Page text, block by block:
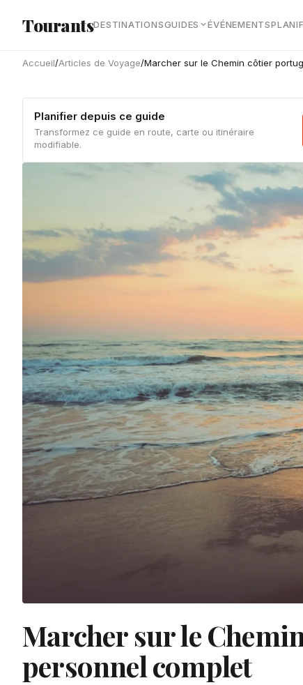
TourantsDESTINATIONSGUIDES ÉVÉNEMENTS
Accueil/Articles de Voyage/Marcher sur le Chemin côtier
Planifier depuis ce guide
Transformez ce guide en route, carte ou itinéraire
modifiable.
Marcher sur le
personnel complet